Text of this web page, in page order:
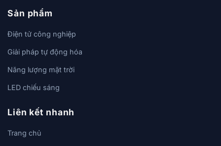
Sản phẩm
Điện tử công nghiệp
Giải pháp tự động hóa
Năng lượng mặt trời
LED chiếu sáng
Liên kết nhanh
Trang chủ